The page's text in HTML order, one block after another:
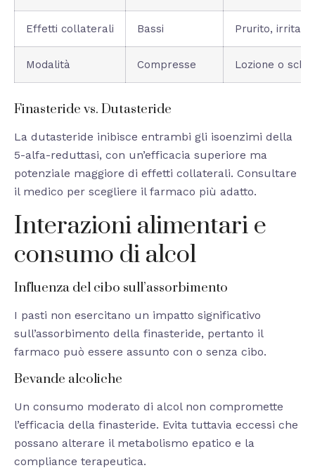
Effetti collaterali Bassi Prurito,
Modalità Compresse Lozione o
Finasteride vs. Dutasteride
La dutasteride inibisce entrambi gli isoenzimi della
5-alfa-reduttasi, con un’efficacia superiore ma
potenziale maggiore di effetti collaterali. Consultare
il medico per scegliere il farmaco più adatto.
Interazioni alimentari e
consumo di alcol
Influenza del cibo sull’assorbimento
I pasti non esercitano un impatto significativo
sull’assorbimento della finasteride, pertanto il
farmaco può essere assunto con o senza cibo.
Bevande alcoliche
Un consumo moderato di alcol non compromette
l’efficacia della finasteride. Evita tuttavia eccessi che
possano alterare il metabolismo epatico e la
compliance terapeutica.